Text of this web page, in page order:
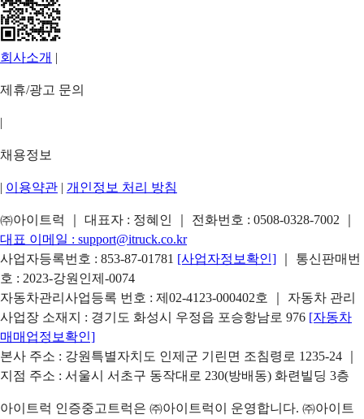
회사소개 |
제휴/광고 문의
|
채용정보
| 이용약관 | 개인정보 처리 방침
㈜아이트럭 ｜ 대표자 : 정혜인 ｜ 전화번호 : 0508-0328-7002
대표 이메일 : support@itruck.co.kr
사업자등록번호 : 853-87-01781 [사업자정보확인]
｜ 통신판매번
호 : 2023-강원인제-0074
자동차관리사업등록 번호 : 제02-4123-000402호 ｜ 자동차 관리
사업장 소재지 : 경기도 화성시 우정읍 포승항남로 976 [자동차
매매업정보확인]
본사 주소 : 강원특별자치도 인제군 기린면 조침령로 1235-24 ｜
지점 주소 : 서울시 서초구 동작대로 230(방배동) 화련빌딩 3층
아이트럭 인증중고트럭은 ㈜아이트럭이 운영합니다. ㈜아이트